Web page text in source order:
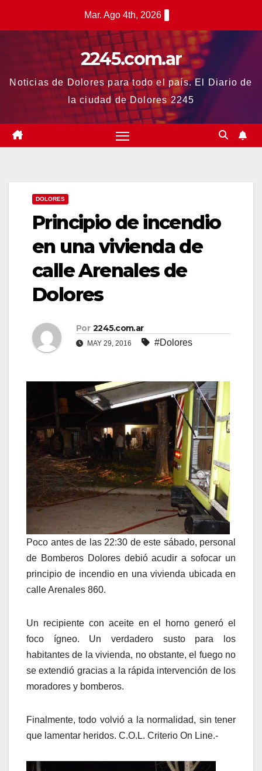
Mar. Ago 4th, 2026
2245.com.ar
Noticias de Dolores para todo el país. El Diario de
la ciudad de Dolores 2245
DOLORES
Principio de incendio
en una vivienda de
calle Arenales de
Dolores
Por 2245.com.ar
MAY 29, 2016 #Dolores
Poco antes de las 22:30 de este sábado, personal
de Bomberos Dolores debió acudir a sofocar un
principio de incendio en una vivienda ubicada en
calle Arenales 860.
Un recipiente con aceite en el horno generó el
foco ígneo. Un verdadero susto para los
habitantes de la vivienda, no obstante, el fuego no
se extendió gracias a la rápida intervención de los
moradores y bomberos.
Finalmente, todo volvió a la normalidad, sin tener
que lamentar heridos. C.O.L. Criterio On Line.-